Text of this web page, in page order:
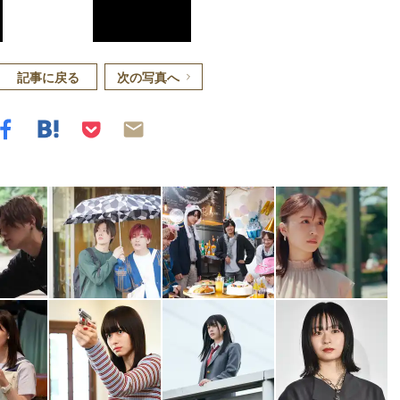
記事に戻る 次の写真へ